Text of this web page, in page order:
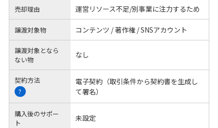
売却理由 運営リソース不足/別事業に注力するため
譲渡対象物 コンテンツ / 著作権 / SNSアカウント
譲渡対象となら
ない物
なし
契約方法
?
電子契約（取引条件から契約書を生成し
て署名）
購入後のサポー
ト
未設定